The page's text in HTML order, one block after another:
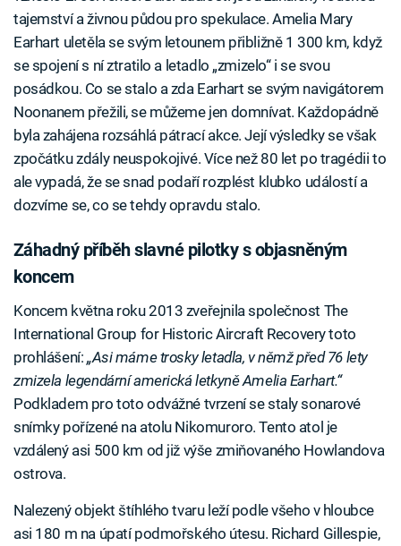
tajemství a živnou půdou pro spekulace. Amelia Mary
Earhart uletěla se svým letounem přibližně 1 300 km, když
se spojení s ní ztratilo a letadlo „zmizelo“ i se svou
posádkou. Co se stalo a zda Earhart se svým navigátorem
Noonanem přežili, se můžeme jen domnívat. Každopádně
byla zahájena rozsáhlá pátrací akce. Její výsledky se však
zpočátku zdály neuspokojivé. Více než 80 let po tragédii to
ale vypadá, že se snad podaří rozplést klubko událostí a
dozvíme se, co se tehdy opravdu stalo.
Záhadný příběh slavné pilotky s objasněným
koncem
Koncem května roku 2013 zveřejnila společnost The
International Group for Historic Aircraft Recovery toto
prohlášení: „Asi máme trosky letadla, v němž před 76 lety
zmizela legendární americká letkyně Amelia Earhart.“
Podkladem pro toto odvážné tvrzení se staly sonarové
snímky pořízené na atolu Nikomuroro. Tento atol je
vzdálený asi 500 km od již výše zmiňovaného Howlandova
ostrova.
Nalezený objekt štíhlého tvaru leží podle všeho v hloubce
asi 180 m na úpatí podmořského útesu. Richard Gillespie,